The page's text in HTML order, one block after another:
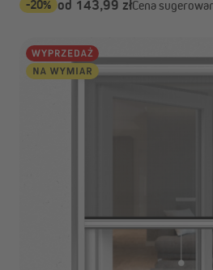
-20% od 143,99 złCena